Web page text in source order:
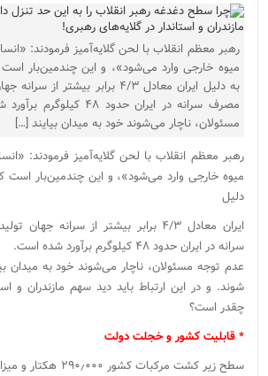
رهبر معظم انقلاب با لحن گلایه‌آمیز فرمودند:
میوه خارجی وارد می‌شود»، و این چندمین‌بار
به دلیل ایران معادل ۴/۳ برابر
مصرف سرانه در ایران حدود
مسئولان، ناچار می‌شوند خود به میدان بیایند […]
رهبر معظم انقلاب با لحن گلایه‌آمیز فرمودند:
میوه خارجی وارد می‌شود»، و این چندمین‌بار است
دلیل
ایران معادل ۴/۳ برابر بیشتر از سرانه
سرانه در ایران حدود ۴۸ کیلوگرم برآورد شده است.
عدم توجه مسئولان، ناچار می‌شوند خود به میدان
شوند. و در این ارتباط باید دید سهم مازندران و
چقدر است؟
* قابلیت کشور و خجلت دولت